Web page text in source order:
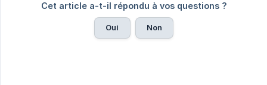
Cet article a-t-il répondu à vos questions ?
Oui Non